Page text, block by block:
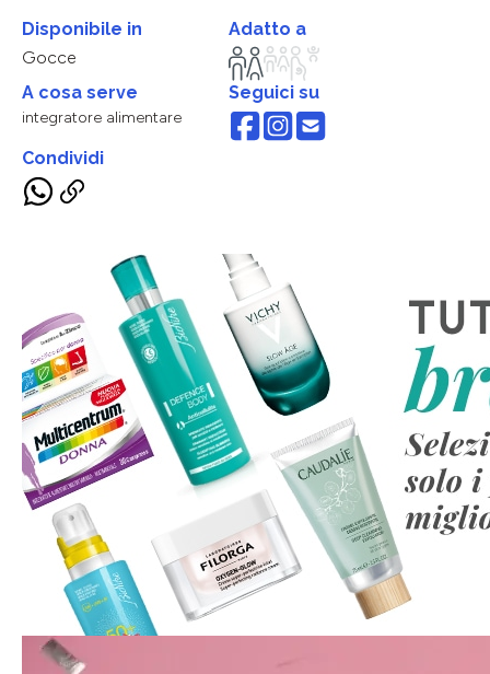
Disponibile in
Gocce
Adatto a
A cosa serve
integratore alimentare
Seguici su
Condividi